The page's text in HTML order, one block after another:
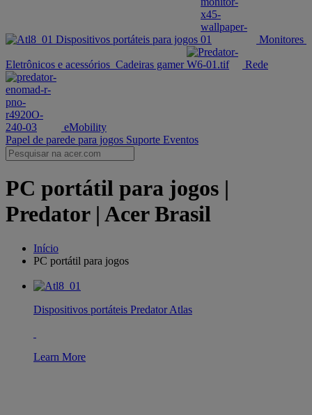
Dispositivos portáteis para jogos Monitores
Eletrônicos e acessórios Cadeiras gamer Rede
eMobility
Papel de parede para jogos Suporte Eventos
PC portátil para jogos |
Predator | Acer Brasil
Início
PC portátil para jogos
Dispositivos portáteis Predator Atlas
Learn More